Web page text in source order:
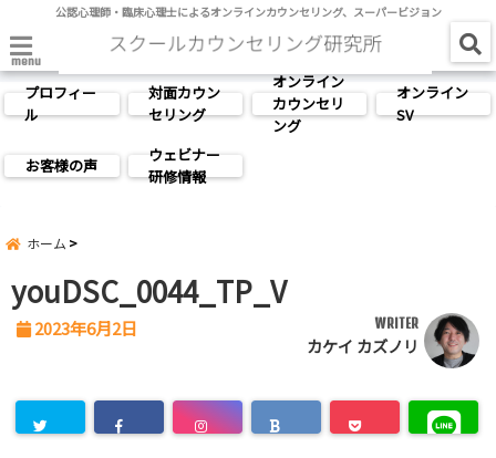
公認心理師・臨床心理士によるオンラインカウンセリング、スーパービジョン
menu
プロフィー
ル
対面カウン
セリング
オンライン
カウンセリ
ング
オンライン
SV
お客様の声
ウェビナー
研修情報
ホーム
youDSC_0044_TP_V
2023年6月2日 WRITER
カケイ カズノリ